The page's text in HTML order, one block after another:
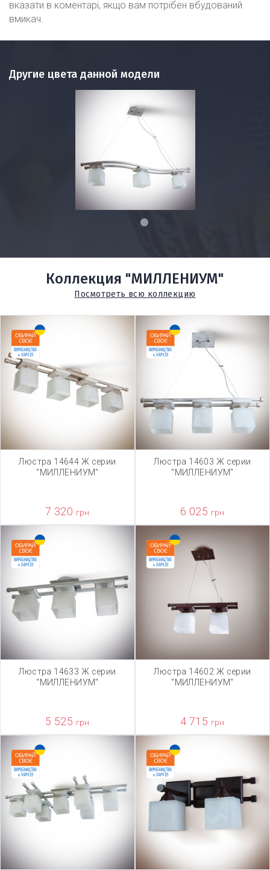
вказати в коментарі, якщо вам потрібен вбудований
вмикач.
Другие цвета данной модели
1
Коллекция "МИЛЛЕНИУМ"
Посмотреть всю коллекцию
Люстра 14644 Ж серии
"МИЛЛЕНИУМ"
7 320 грн
Люстра 14603 Ж серии
"МИЛЛЕНИУМ"
6 025 грн
Люстра 14633 Ж серии
"МИЛЛЕНИУМ"
5 525 грн
Люстра 14602 Ж серии
"МИЛЛЕНИУМ"
4 715 грн